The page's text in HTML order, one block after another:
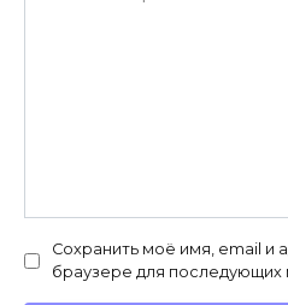
Сохранить моё имя, email и
браузере для